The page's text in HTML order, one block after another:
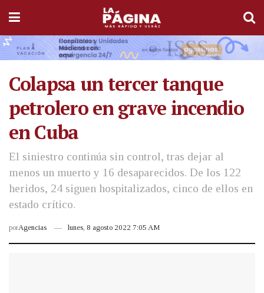
Colapsa un tercer tanque
petrolero en grave incendio
en Cuba
El siniestro continúa sin control, tras dejar al
menos un muerto y 16 desaparecidos. De los 122
heridos, 24 siguen hospitalizados, cinco de ellos en
estado crítico.
porAgencias lunes, 8 agosto 2022 7:05 AM